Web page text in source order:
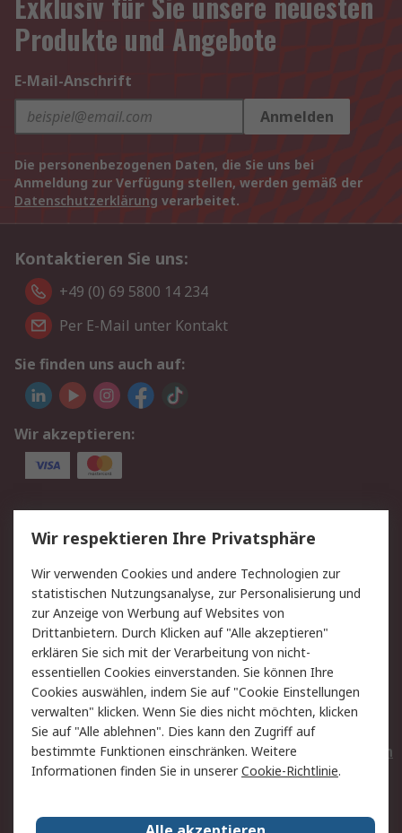
Produkte und Angebote
E-Mail-Anschrift
Anmelden
Die personenbezogenen Daten, die Sie uns bei
Anmeldung zur Verfügung stellen, werden gemäß der
Datenschutzerklärung verarbeitet.
Kontaktieren Sie uns:
+49 (0) 69 5800 14 234
Per E-Mail unter Kontakt
Sie finden uns auch auf:
Wir akzeptieren:
Service
Value Added Services
Lieferlösungen
Rücksendungen
Kontakt
Hilfe
Privatkunden
Rechtliches
AGB
Datenschutz
Cookie-Richtlinie
Zahlungsbedingungen
Copyright/Impressum
Entsorgung
Elektrogeräte/Batterien
Wir respektieren Ihre Privatsphäre
Wir verwenden Cookies und andere Technologien zur
statistischen Nutzungsanalyse, zur Personalisierung und
zur Anzeige von Werbung auf Websites von
Drittanbietern. Durch Klicken auf "Alle akzeptieren"
erklären Sie sich mit der Verarbeitung von nicht-
essentiellen Cookies einverstanden. Sie können Ihre
Cookies auswählen, indem Sie auf "Cookie Einstellungen
verwalten" klicken. Wenn Sie dies nicht möchten, klicken
Sie auf "Alle ablehnen". Dies kann den Zugriff auf
bestimmte Funktionen einschränken. Weitere
Informationen finden Sie in unsererCookie-Richtlinie.